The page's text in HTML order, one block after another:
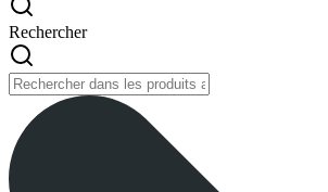
Rechercher